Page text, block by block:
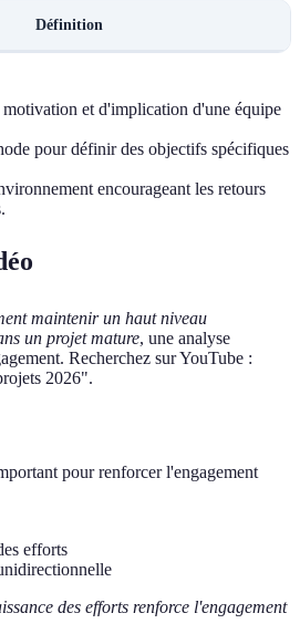
Définition
motivation et d'implication d'une équipe
pour définir des objectifs spécifiques
encourageant les retours
maintenir un haut niveau
un projet mature, une analyse
Recherchez sur YouTube :
2026".
pour renforcer l'engagement
efforts
des efforts renforce l'engagement